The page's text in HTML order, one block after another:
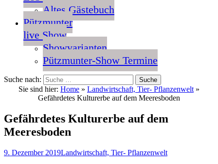
Altes Gästebuch
Pützmunter
live Show
Showvarianten
Pützmunter-Show Termine
Suche nach:
Sie sind hier: Home » Landwirtschaft, Tier- Pflanzenwelt »
Gefährdetes Kulturerbe auf dem Meeresboden
Gefährdetes Kulturerbe auf dem
Meeresboden
9. Dezember 2019Landwirtschaft, Tier- Pflanzenwelt